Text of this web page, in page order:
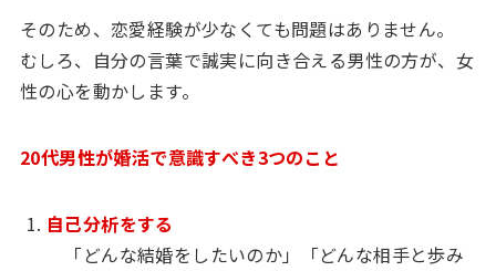
そのため、恋愛経験が少なくても問題はありません。
むしろ、自分の言葉で誠実に向き合える男性の方が、女
性の心を動かします。
20代男性が婚活で意識すべき3つのこと
自己分析をする
「どんな結婚をしたいのか」「どんな相手と歩み